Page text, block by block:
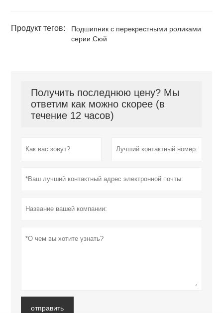
Продукт тегов:
Подшипник с перекрестными роликами
серии Сюй
Получить последнюю цену? Мы
ответим как можно скорее (в
течение 12 часов)
отправить